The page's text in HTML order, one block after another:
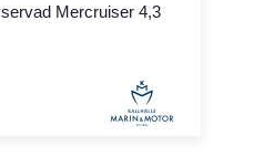
Mercruiser 4,3